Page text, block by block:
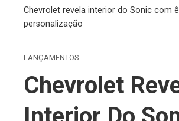
Chevrolet revela interior do Sonic com
personalização
LANÇAMENTOS
Chevrolet